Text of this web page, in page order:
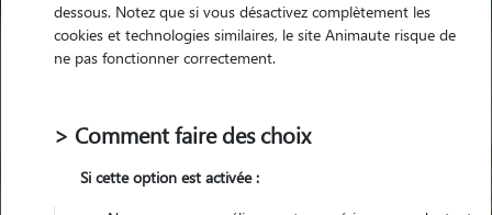
dessous. Notez que si vous désactivez complètement les
cookies et technologies similaires, le site Animaute risque de
ne pas fonctionner correctement.
> Comment faire des choix
Si cette option est activée :